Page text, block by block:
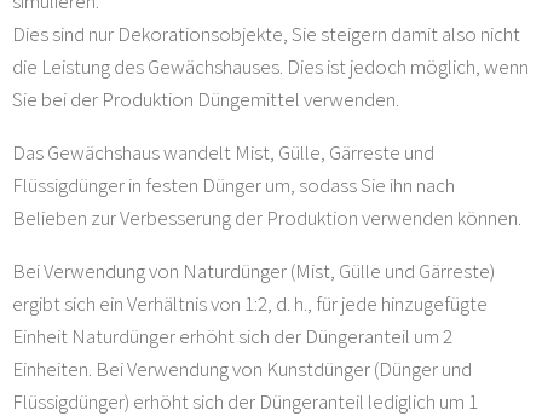
Dies sind nur Dekorationsobjekte, Sie steigern damit also nicht
die Leistung des Gewächshauses. Dies ist jedoch möglich, wenn
Sie bei der Produktion Düngemittel verwenden.
Das Gewächshaus wandelt Mist, Gülle, Gärreste und
Flüssigdünger in festen Dünger um, sodass Sie ihn nach
Belieben zur Verbesserung der Produktion verwenden können.
Bei Verwendung von Naturdünger (Mist, Gülle und Gärreste)
ergibt sich ein Verhältnis von 1:2, d. h., für jede hinzugefügte
Einheit Naturdünger erhöht sich der Düngeranteil um 2
Einheiten. Bei Verwendung von Kunstdünger (Dünger und
Flüssigdünger) erhöht sich der Düngeranteil lediglich um 1